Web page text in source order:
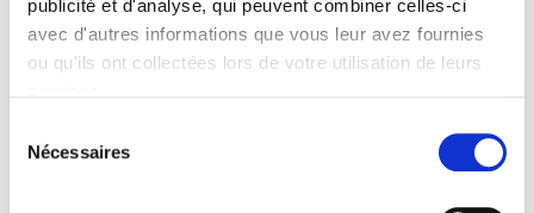
publicité et d'analyse, qui peuvent combiner celles-ci
avec d'autres informations que vous leur avez fournies
ou qu'ils ont collectées lors de votre utilisation de leurs
Nécessaires